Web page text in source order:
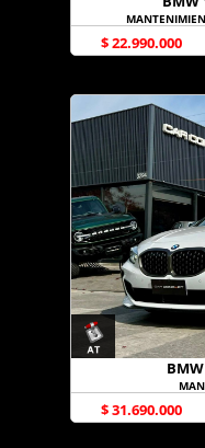
$ 22.990.000
$ 31.690.000